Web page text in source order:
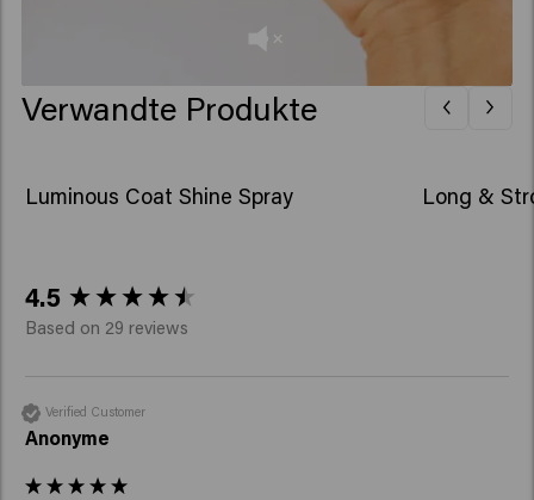
Verwandte Produkte
Luminous Coat Shine Spray Long &
4.5
Based on 29 reviews
Verified Customer
Anonyme
New content loaded